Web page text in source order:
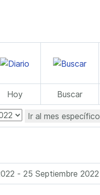
Hoy Buscar
Ir al mes específico
- 25 Septiembre 2022